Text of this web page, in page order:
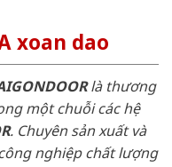
xoan dao
là thương
một chuỗi các hệ
. Chuyên sản xuất và
nghiệp chất lượng